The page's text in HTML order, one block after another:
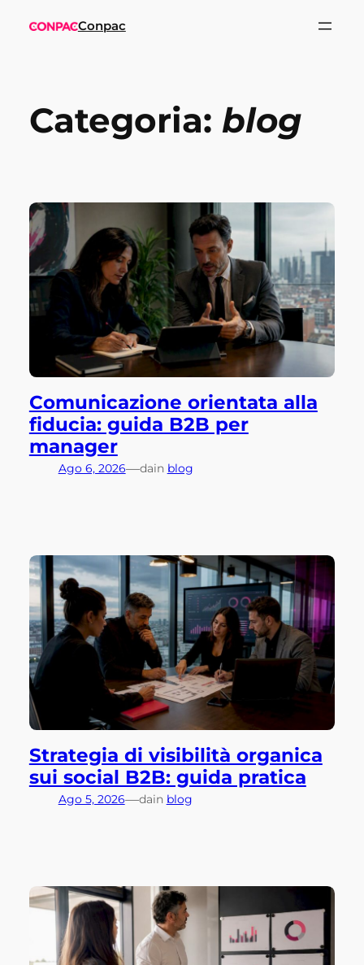
Conpac
Categoria: blog
Comunicazione orientata alla
fiducia: guida B2B per
manager
Ago 6, 2026—dain blog
Strategia di visibilità organica
sui social B2B: guida pratica
Ago 5, 2026—dain blog